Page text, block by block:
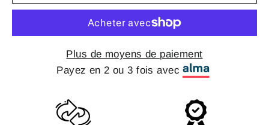
Plus de moyens de paiement
Payez en 2 ou 3 fois avec